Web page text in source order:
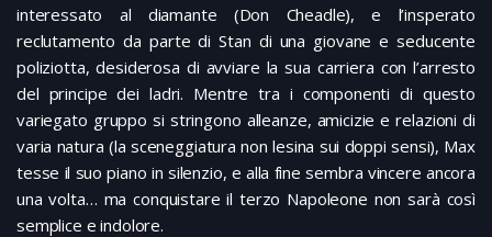
interessato al diamante (Don Cheadle), e l’insperato
reclutamento da parte di Stan di una giovane e seducente
poliziotta, desiderosa di avviare la sua carriera con l’arresto
del principe dei ladri. Mentre tra i componenti di questo
variegato gruppo si stringono alleanze, amicizie e relazioni di
varia natura (la sceneggiatura non lesina sui doppi sensi), Max
tesse il suo piano in silenzio, e alla fine sembra vincere ancora
una volta… ma conquistare il terzo Napoleone non sarà così
semplice e indolore.